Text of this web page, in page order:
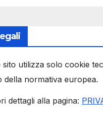
sito utilizza solo cookie
della normativa europea.
dettagli alla pagina: